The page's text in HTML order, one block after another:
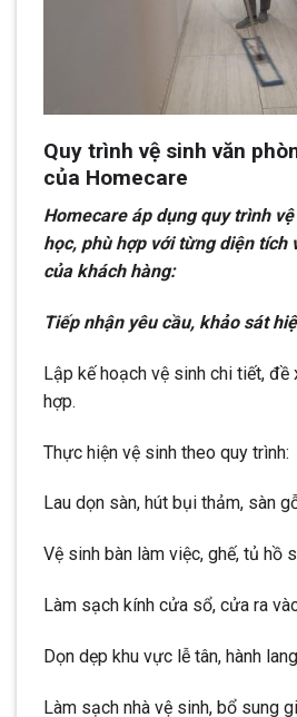
Quy trình vệ sinh văn
của Homecare
Homecare áp dụng quy trình
học, phù hợp với từng diện tích
của khách hàng:
Tiếp nhận yêu cầu, khảo sát
Lập kế hoạch vệ sinh chi tiết, đề
hợp.
Thực hiện vệ sinh theo quy trình:
Lau dọn sàn, hút bụi thảm, sàn
Vệ sinh bàn làm việc, ghế, tủ hồ
Làm sạch kính cửa sổ, cửa ra
Dọn dẹp khu vực lễ tân, hành
Làm sạch nhà vệ sinh, bổ sung